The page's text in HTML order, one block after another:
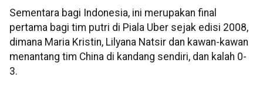
Sementara bagi Indonesia, ini merupakan final
pertama bagi tim putri di Piala Uber sejak edisi 2008,
dimana Maria Kristin, Lilyana Natsir dan kawan-kawan
menantang tim China di kandang sendiri, dan kalah 0-
3.